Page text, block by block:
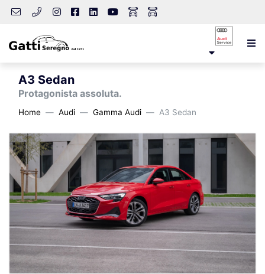
A3 Sedan
Protagonista assoluta.
Home Audi Gamma Audi A3 Sedan